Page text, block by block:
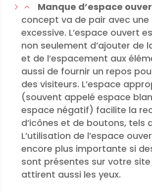
Manque d’espace
concept va de pair avec
excessive. L’espace ouvert
non seulement d’ajouter de
et de l’espacement aux
aussi de fournir un repos
des visiteurs. L’espace
(souvent appelé espace
espace négatif) facilite la
d’icônes et de boutons, tels
L’utilisation de l’espace
encore plus importante si
sont présentes sur votre
attirent aussi les yeux.